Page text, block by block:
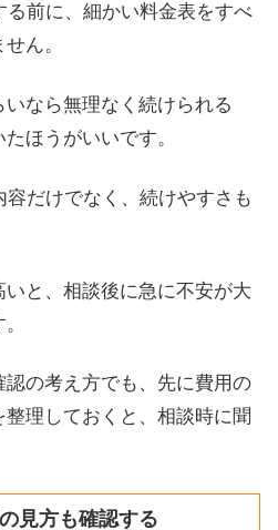
前に、細かい料金表をすべ
ん。
なら無理なく続けられる
ほうがいいです。
だけでなく、続けやすさも
と、相談後に急に不安が大
の考え方でも、先に費用の
理しておくと、相談時に聞
見方も確認する